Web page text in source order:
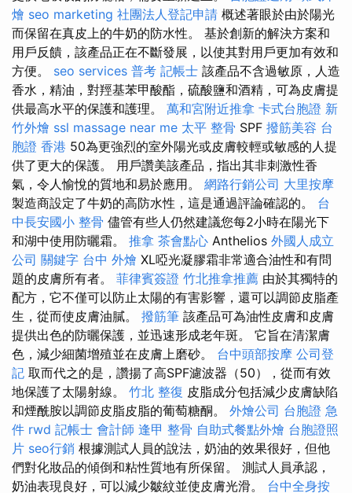
燴 seo marketing 社團法人登記申請 概述著眼於由於陽光
而保留在真皮上的牛奶的防水性。 基於創新的解決方案和
用戶反饋，該產品正在不斷發展，以使其對用戶更加有效和
方便。 seo services 普考 記帳士 該產品不含過敏原，人造
香水，精油，對羥基苯甲酸酯，硫酸鹽和酒精，可為皮膚提
供最高水平的保護和護理。 萬和宮附近推拿 卡式台胞證 新
竹外燴 ssl massage near me 太平 整骨 SPF 撥筋美容 台
胞證 香港 50為更強烈的室外陽光或皮膚較輕或敏感的人提
供了更大的保護。 用戶讚美該產品，指出其非刺激性香
氣，令人愉悅的質地和易於應用。 網路行銷公司 大里按摩
製造商設定了牛奶的高防水性，這是通過評論確認的。 台
中長安國小 整骨 儘管有些人仍然建議您每2小時在陽光下
和湖中使用防曬霜。 推拿 茶會點心 Anthelios 外國人成立
公司 關鍵字 台中 外燴 XL啞光凝膠霜非常適合油性和有問
題的皮膚所有者。 菲律賓簽證 竹北推拿推薦 由於其獨特的
配方，它不僅可以防止太陽的有害影響，還可以調節皮脂產
生，從而使皮膚油膩。 撥筋筆 該產品可為油性皮膚和皮膚
提供出色的防曬保護，並迅速形成老年斑。 它旨在清潔膚
色，減少細菌增殖並在皮膚上磨砂。 台中頭部按摩 公司登
記 取而代之的是，讚揚了高SPF濾波器（50），從而有效
地保護了太陽射線。 竹北 整復 皮脂成分包括減少皮膚缺陷
和煙酰胺以調節皮脂皮脂的葡萄糖酮。 外燴公司 台胞證 急
件 rwd 記帳士 會計師 逢甲 整骨 自助式餐點外燴 台胞證照
片 seo行銷 根據測試人員的說法，奶油的效果很好，但他
們對化妝品的傾倒和粘性質地有所保留。 測試人員承認，
奶油表現良好，可以減少皺紋並使皮膚光滑。 台中全身按